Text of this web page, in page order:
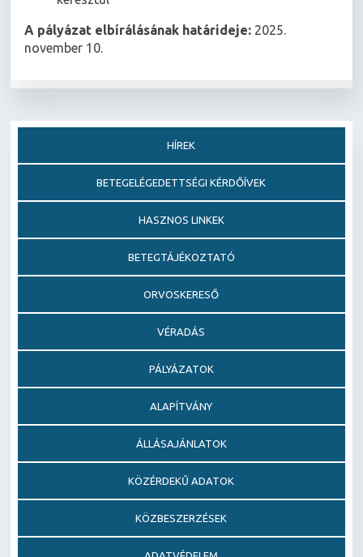
A pályázat elbírálásának határideje: 2025.
november 10.
HÍREK
BETEGELÉGEDETTSÉGI KÉRDŐÍVEK
HASZNOS LINKEK
BETEGTÁJÉKOZTATÓ
ORVOSKERESŐ
VÉRADÁS
PÁLYÁZATOK
ALAPÍTVÁNY
ÁLLÁSAJÁNLATOK
KÖZÉRDEKŰ ADATOK
KÖZBESZERZÉSEK